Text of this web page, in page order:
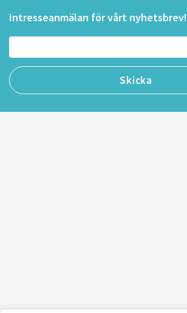
Intresseanmälan för vårt nyhetsbrev!